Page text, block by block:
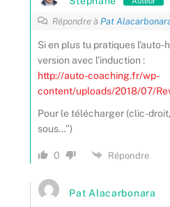
Répondre à Pat
Si en plus tu pratiques l’auto-
version avec l’induction :
http://auto-coaching.fr/wp-
content/uploads/2018/07/
Pour le télécharger (clic-
sous…”)
0 Répondre
Pat Alacarbonara